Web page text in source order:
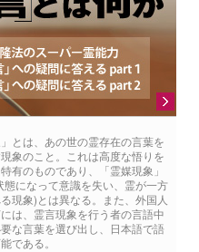
」とは、あの世の霊存在の言葉を
象のこと。これは高度な悟りを
有のものであり、「霊媒現象」
態になって意識を失い、霊が一方
現象)とは異なる。また、外国人
は、霊言現象を行う者の言語中
な言葉を選び出し、日本語で語
である。